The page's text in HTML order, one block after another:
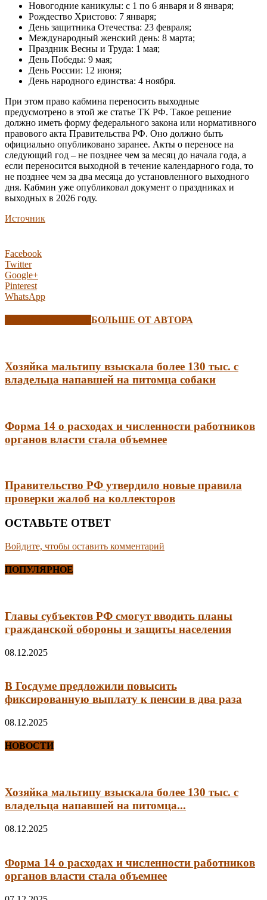
Новогодние каникулы: с 1 по 6 января и 8 января;
Рождество Христово: 7 января;
День защитника Отечества: 23 февраля;
Международный женский день: 8 марта;
Праздник Весны и Труда: 1 мая;
День Победы: 9 мая;
День России: 12 июня;
День народного единства: 4 ноября.
При этом право кабмина переносить выходные
предусмотрено в этой же статье ТК РФ. Такое решение
должно иметь форму федерального закона или нормативного
правового акта Правительства РФ. Оно должно быть
официально опубликовано заранее. Акты о переносе на
следующий год – не позднее чем за месяц до начала года, а
если переносится выходной в течение календарного года, то
не позднее чем за два месяца до установленного выходного
дня. Кабмин уже опубликовал документ о праздниках и
выходных в 2026 году.
Источник
Facebook
Twitter
Google+
Pinterest
WhatsApp
БОЛЬШЕ ОТ АВТОРА
Хозяйка мальтипу взыскала более 130 тыс. с
владельца напавшей на питомца собаки
Форма 14 о расходах и численности работников
органов власти стала объемнее
Правительство РФ утвердило новые правила
проверки жалоб на коллекторов
ОСТАВЬТЕ ОТВЕТ
Войдите, чтобы оставить комментарий
ПОПУЛЯРНОЕ
Главы субъектов РФ смогут вводить планы
гражданской обороны и защиты населения
08.12.2025
В Госдуме предложили повысить
фиксированную выплату к пенсии в два раза
08.12.2025
НОВОСТИ
Хозяйка мальтипу взыскала более 130 тыс. с
владельца напавшей на питомца...
08.12.2025
Форма 14 о расходах и численности работников
органов власти стала объемнее